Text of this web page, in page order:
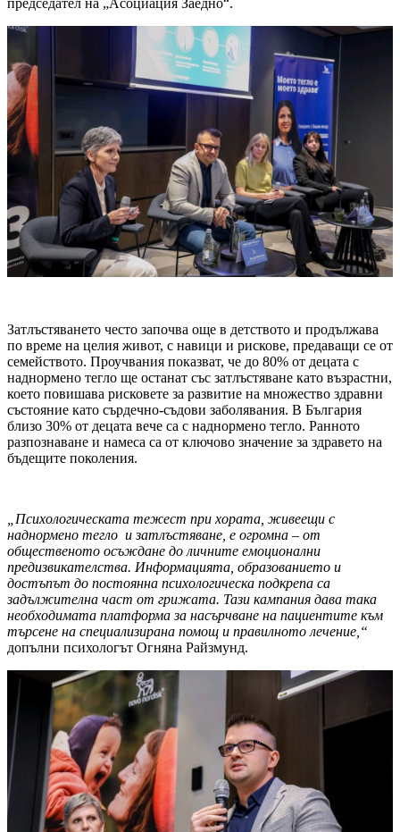
председател на „Асоциация Заедно“.
Затлъстяването често започва още в детството и продължава
по време на целия живот, с навици и рискове, предаващи се от
семейството. Проучвания показват, че до 80% от децата с
наднормено тегло ще останат със затлъстяване като възрастни,
което повишава рисковете за развитие на множество здравни
състояние като сърдечно-съдови заболявания. В България
близо 30% от децата вече са с наднормено тегло. Ранното
разпознаване и намеса са от ключово значение за здравето на
бъдещите поколения.
„Психологическата тежест при хората, живеещи с
наднормено тегло и затлъстяване, е огромна – от
общественото осъждане до личните емоционални
предизвикателства. Информацията, образованието и
достъпът до постоянна психологическа подкрепа са
задължителна част от грижата. Тази кампания дава така
необходимата платформа за насърчване на пациентите към
търсене на специализирана помощ и правилното лечение,“
допълни психологът Огняна Райзмунд.